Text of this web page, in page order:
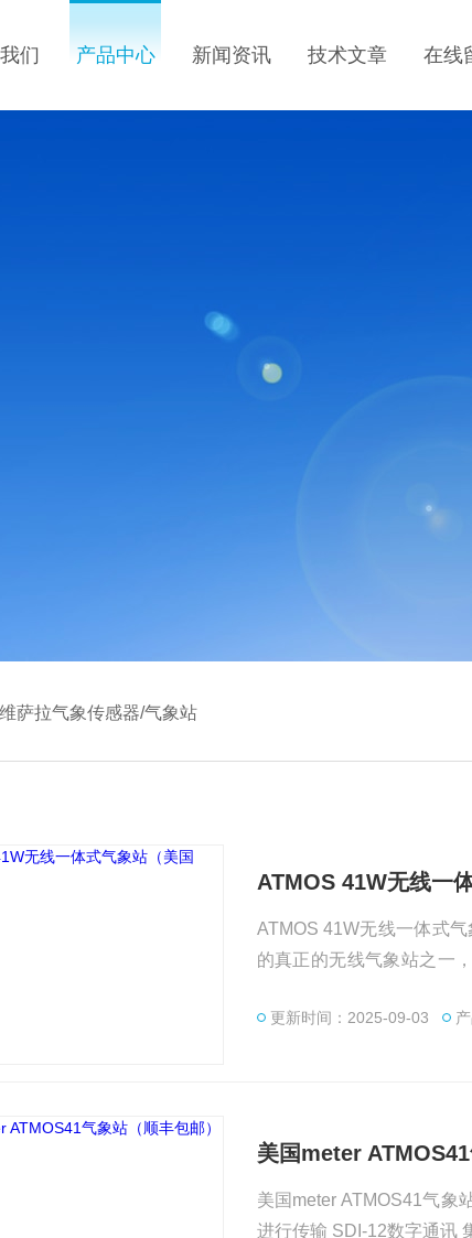
们 产品中心 新闻资讯 技术文章 在线
维萨拉气象传感器/气象站
ATMOS 41W无线一
ATMOS 41W无线一体式
的真正的无线气象站之一
了。 把它放在背包里，带到你的站点，把它固定在指向北方的柱子上，然后离开。直接向云
更新时间：2025-09-03
美国meter ATMOS41
美国meter ATMOS41气象站（顺丰包邮） 安装